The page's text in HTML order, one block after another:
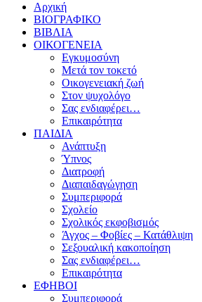
Αρχική
ΒΙΟΓΡΑΦΙΚΟ
ΒΙΒΛΙΑ
ΟΙΚΟΓΕΝΕΙΑ
Εγκυμοσύνη
Μετά τον τοκετό
Οικογενειακή ζωή
Στον ψυχολόγο
Σας ενδιαφέρει…
Επικαιρότητα
ΠΑΙΔΙΑ
Ανάπτυξη
Ύπνος
Διατροφή
Διαπαιδαγώγηση
Συμπεριφορά
Σχολείο
Σχολικός εκφοβισμός
Άγχος – Φοβίες – Κατάθλιψη
Σεξουαλική κακοποίηση
Σας ενδιαφέρει…
Επικαιρότητα
ΕΦΗΒΟΙ
Συμπεριφορά